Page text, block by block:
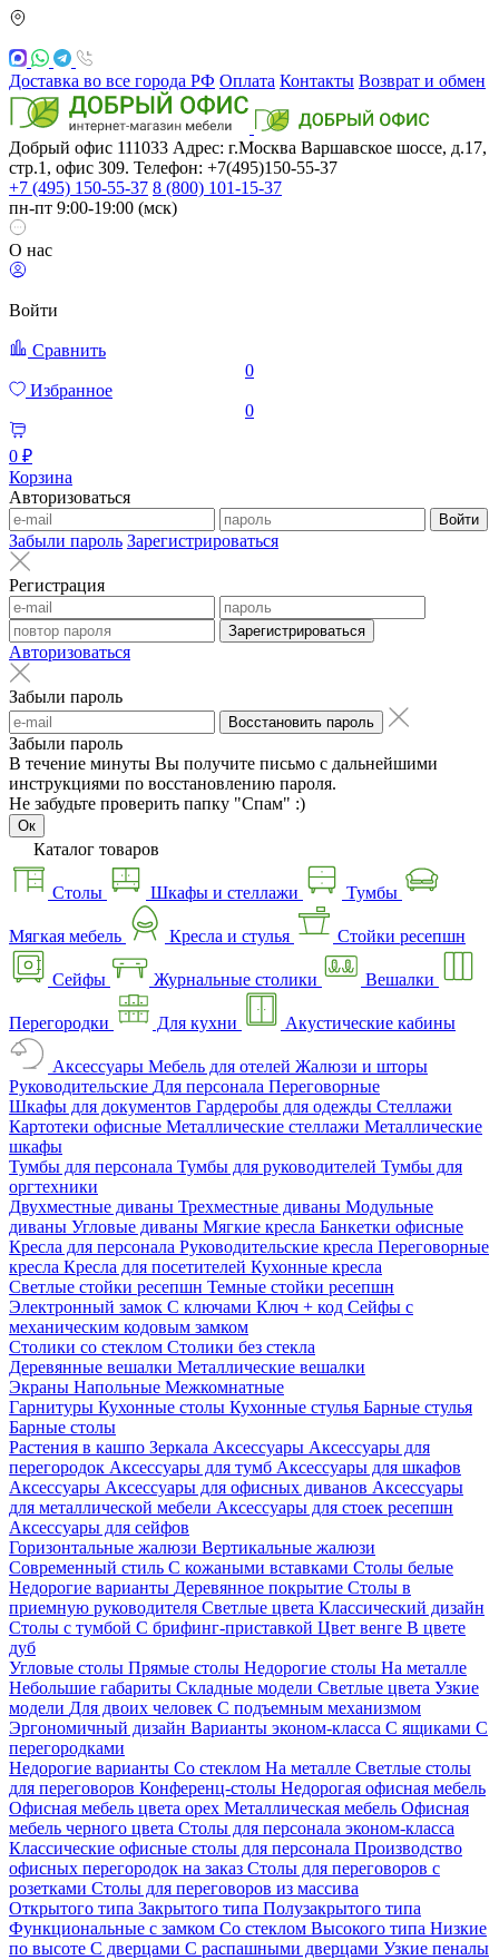
Доставка во все города РФ Оплата Контакты Возврат и обмен
Добрый офис 111033 Адрес: г.Москва Варшавское шоссе, д.17,
стр.1, офис 309. Телефон: +7(495)150-55-37
+7 (495) 150-55-37 8 (800) 101-15-37
пн-пт 9:00-19:00 (мск)
О нас
Войти
Сравнить
0
Избранное
0
0 ₽
Корзина
Авторизоваться
Войти
Забыли пароль Зарегистрироваться
Регистрация
Зарегистрироваться
Авторизоваться
Забыли пароль
Восстановить пароль
Забыли пароль
В течение минуты Вы получите письмо с дальнейшими
инструкциями по восстановлению пароля.
Не забудьте проверить папку "Спам" :)
Ок
Каталог товаров
Столы Шкафы и стеллажи Тумбы
Мягкая мебель Кресла и стулья Стойки ресепшн
Сейфы Журнальные столики Вешалки
Перегородки Для кухни Акустические кабины
Аксессуары Мебель для отелей Жалюзи и шторы
Руководительские Для персонала Переговорные
Шкафы для документов Гардеробы для одежды Стеллажи
Картотеки офисные Металлические стеллажи Металлические
шкафы
Тумбы для персонала Тумбы для руководителей Тумбы для
оргтехники
Двухместные диваны Трехместные диваны Модульные
диваны Угловые диваны Мягкие кресла Банкетки офисные
Кресла для персонала Руководительские кресла Переговорные
кресла Кресла для посетителей Кухонные кресла
Светлые стойки ресепшн Темные стойки ресепшн
Электронный замок С ключами Ключ + код Сейфы с
механическим кодовым замком
Столики со стеклом Столики без стекла
Деревянные вешалки Металлические вешалки
Экраны Напольные Межкомнатные
Гарнитуры Кухонные столы Кухонные стулья Барные стулья
Барные столы
Растения в кашпо Зеркала Аксессуары Аксессуары для
перегородок Аксессуары для тумб Аксессуары для шкафов
Аксессуары Аксессуары для офисных диванов Аксессуары
для металлической мебели Аксессуары для стоек ресепшн
Аксессуары для сейфов
Горизонтальные жалюзи Вертикальные жалюзи
Современный стиль С кожаными вставками Столы белые
Недорогие варианты Деревянное покрытие Столы в
приемную руководителя Светлые цвета Классический дизайн
Столы с тумбой С брифинг-приставкой Цвет венге В цвете
дуб
Угловые столы Прямые столы Недорогие столы На металле
Небольшие габариты Складные модели Светлые цвета Узкие
модели Для двоих человек С подъемным механизмом
Эргономичный дизайн Варианты эконом-класса С ящиками С
перегородками
Недорогие варианты Со стеклом На металле Светлые столы
для переговоров Конференц-столы Недорогая офисная мебель
Офисная мебель цвета орех Металлическая мебель Офисная
мебель черного цвета Столы для персонала эконом-класса
Классические офисные столы для персонала Производство
офисных перегородок на заказ Столы для переговоров с
розетками Столы для переговоров из массива
Открытого типа Закрытого типа Полузакрытого типа
Функциональные с замком Со стеклом Высокого типа Низкие
по высоте С дверцами С распашными дверцами Узкие пеналы